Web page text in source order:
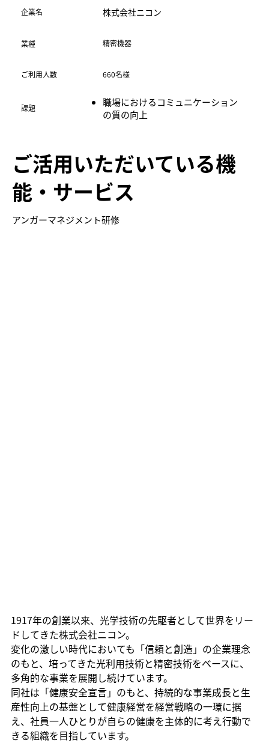
職場におけるコミュニケーション
の質の向上
​課題
660名様
ご利用人数
精密機器
業種
株式会社ニコン
​企業名
ご活用いただいている機
能・サービス
アンガーマネジメント研修
1917年の創業以来、光学技術の先駆者として世界をリー
ドしてきた株式会社ニコン。
変化の激しい時代においても「信頼と創造」の企業理念
のもと、培ってきた光利用技術と精密技術をベースに、
多角的な事業を展開し続けています。
同社は「健康安全宣言」のもと、持続的な事業成長と生
産性向上の基盤として健康経営を経営戦略の一環に据
え、社員一人ひとりが自らの健康を主体的に考え行動で
きる組織を目指しています。